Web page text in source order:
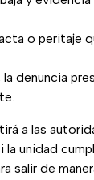
o peritaje
denuncia
a las
unidad
salir de